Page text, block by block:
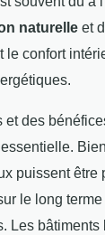
naturelle et
le confort
et des
puissent être
le long
Les